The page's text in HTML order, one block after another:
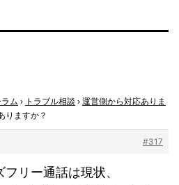
ム › トラブル相談 › 運営側から対応ありま
りますか？
#317
フリー通話は現状、